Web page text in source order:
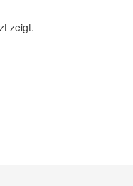
zeigt.